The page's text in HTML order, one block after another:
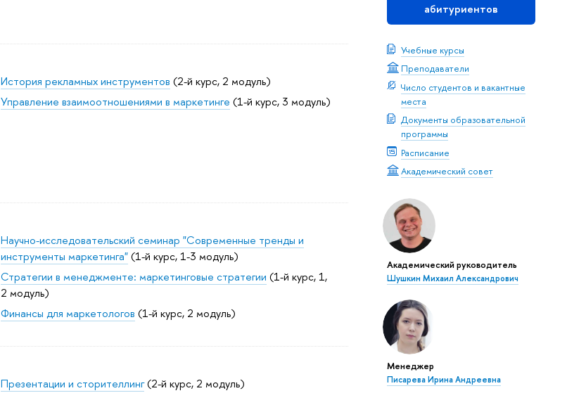
абитуриентов
Учебные курсы
Преподаватели
Число студентов и вакантные
места
Документы образовательной
программы
Расписание
Академический совет
Академический руководитель
Шушкин Михаил Александрович
Менеджер
Писарева Ирина Андреевна
История рекламных инструментов (2-й курс, 2 модуль)
Управление взаимоотношениями в маркетинге (1-й курс, 3 модуль)
Научно-исследовательский семинар "Современные тренды и
инструменты маркетинга"(1-й курс, 1-3 модуль)
Стратегии в менеджменте: маркетинговые стратегии (1-й курс, 1,
2 модуль)
Финансы для маркетологов (1-й курс, 2 модуль)
Презентации и сторителлинг(2-й курс, 2 модуль)